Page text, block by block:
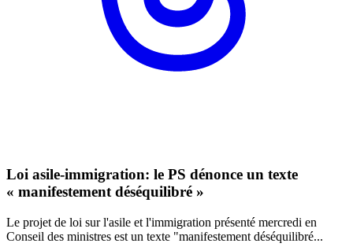
Loi asile-immigration: le PS dénonce un texte
« manifestement déséquilibré »
Le projet de loi sur l'asile et l'immigration présenté mercredi en
Conseil des ministres est un texte "manifestement déséquilibré...